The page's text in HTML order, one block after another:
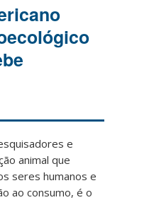
e
animal que
seres humanos e
ao consumo, é o